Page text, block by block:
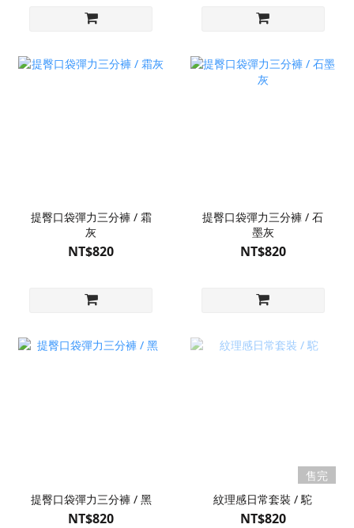
提臀口袋彈力三分褲 / 霜
灰
NT$820
提臀口袋彈力三分褲 / 石
墨灰
NT$820
提臀口袋彈力三分褲 / 黑
NT$820
售完
紋理感日常套裝 / 駝
NT$820